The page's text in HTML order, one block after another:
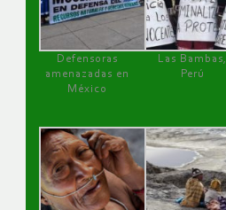
Defensoras
amenazadas en
México
Las Bambas,
Perú